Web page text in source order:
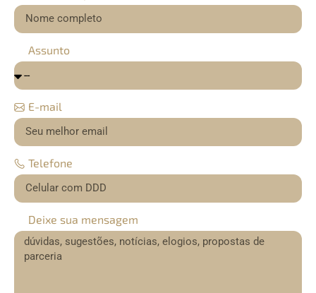
Assunto
E-mail
Telefone
Deixe sua mensagem